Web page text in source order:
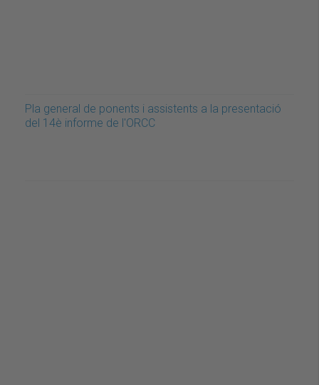
Pla general de ponents i assistents a la presentació
del 14è informe de l'ORCC